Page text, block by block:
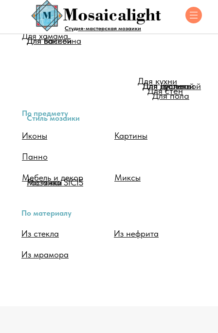
Студия-мастерская мозаики
Стиль мозаики
Мебель и декор
Мозаика SICIS
Иконы Картины
Миксы
Панно
По предмету
Растяжки
По материалу
Из стекла Из нефрита
Из мрамора
Для кухни
Для душевой
Для туалета
Для гостинной
Для стен
Для пола
Для хамама
Для ванной
Для бассейна
Для помещения